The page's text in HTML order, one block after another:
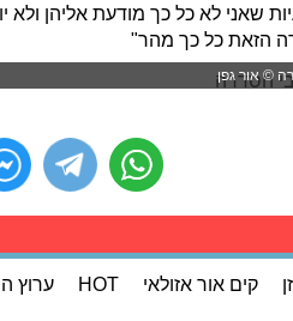
שאני לא כל כך מודעת אליהן ולא
הזאת כל כך מהר"
© אור גפן
קים אור אזולאי HOT ערוץ